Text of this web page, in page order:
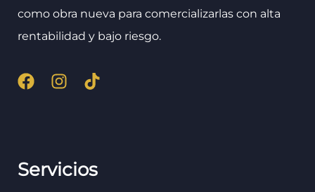
como obra nueva para comercializarlas con alta
rentabilidad y bajo riesgo.
Servicios